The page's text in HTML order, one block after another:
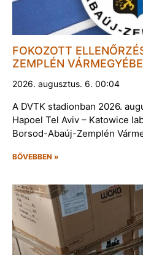
FOKOZOTT
ZEMPLÉN
2026. augusztus. 6. 00:04
A DVTK stadionban 2026.
Hapoel Tel Aviv – Katowice
Borsod-Abaúj-Zemplén
BŐVEBBEN »